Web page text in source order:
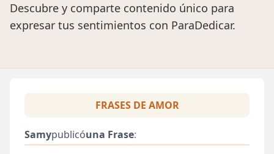
Descubre y comparte contenido único para
expresar tus sentimientos con ParaDedicar.
FRASES DE AMOR
Samypublicóuna Frase: